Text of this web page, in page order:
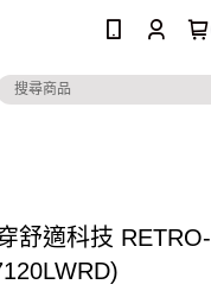
舒適科技 RETRO-